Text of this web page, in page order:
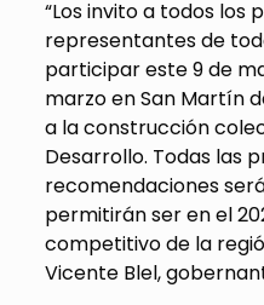
“Los invito a todos los
representantes de
participar este 9 de
marzo en San Martín
a la construcción
Desarrollo. Todas las
recomendaciones
permitirán ser en el
competitivo de la
Vicente Blel,